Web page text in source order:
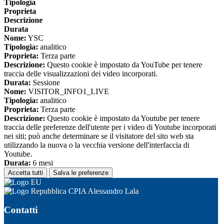
Tipologia
Proprieta
Descrizione
Durata
Nome: YSC
Tipologia: analitico
Proprieta: Terza parte
Descrizione: Questo cookie è impostato da YouTube per tenere
traccia delle visualizzazioni dei video incorporati.
Durata: Sessione
Nome: VISITOR_INFO1_LIVE
Tipologia: analitico
Proprieta: Terza parte
Descrizione: Questo cookie è impostato da Youtube per tenere
traccia delle preferenze dell'utente per i video di Youtube incorporati
nei siti; può anche determinare se il visitatore del sito web sta
utilizzando la nuova o la vecchia versione dell'interfaccia di
Youtube.
Durata: 6 mesi
Accetta tutti Salva le preferenze
CPIA Alessandro Lala
Contatti